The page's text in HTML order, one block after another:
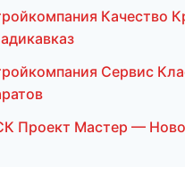
Качество
Сервис
Проект Мастер —